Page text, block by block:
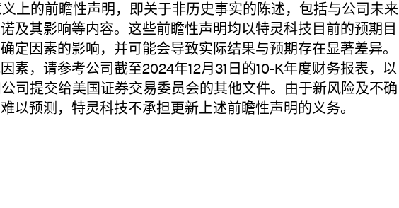
的前瞻性声明，即关于非历史事实的陈述，包括与公司未来
及其影响等内容。这些前瞻性声明均以特灵科技目前的预期目
定因素的影响，并可能会导致实际结果与预期存在显著差异。
素，请参考公司截至2024年12月31日的10-K年度财务报表，以
司提交给美国证券交易委员会的其他文件。由于新风险及不确
以预测，特灵科技不承担更新上述前瞻性声明的义务。
系：